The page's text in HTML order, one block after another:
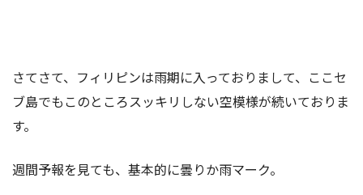
さてさて、フィリピンは雨期に入っておりまして、ここセ
ブ島でもこのところスッキリしない空模様が続いておりま
す。
週間予報を見ても、基本的に曇りか雨マーク。